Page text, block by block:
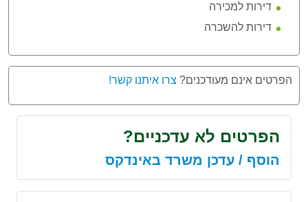
דירות למכירה
דירות להשכרה
הפרטים אינם מעודכנים? צרו איתנו קשר!
הפרטים לא עדכניים?
הוסף / עדכן משרד באינדקס